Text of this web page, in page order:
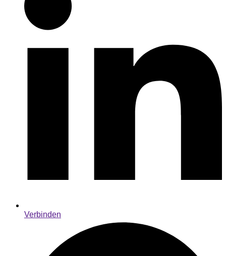
Verbinden